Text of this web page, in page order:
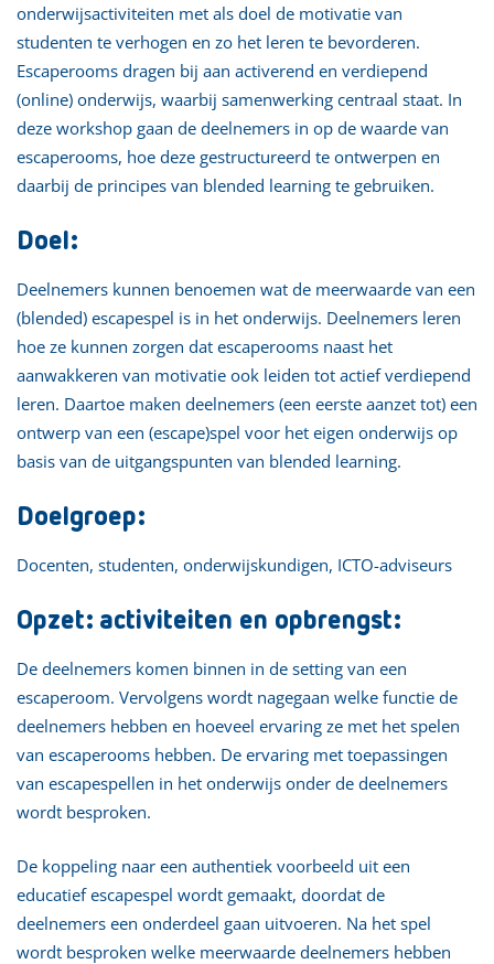
onderwijsactiviteiten met als doel de motivatie van
studenten te verhogen en zo het leren te bevorderen.
Escaperooms dragen bij aan activerend en verdiepend
(online) onderwijs, waarbij samenwerking centraal staat. In
deze workshop gaan de deelnemers in op de waarde van
escaperooms, hoe deze gestructureerd te ontwerpen en
daarbij de principes van blended learning te gebruiken.
Doel:
Deelnemers kunnen benoemen wat de meerwaarde van een
(blended) escapespel is in het onderwijs. Deelnemers leren
hoe ze kunnen zorgen dat escaperooms naast het
aanwakkeren van motivatie ook leiden tot actief verdiepend
leren. Daartoe maken deelnemers (een eerste aanzet tot) een
ontwerp van een (escape)spel voor het eigen onderwijs op
basis van de uitgangspunten van blended learning.
Doelgroep:
Docenten, studenten, onderwijskundigen, ICTO-adviseurs
Opzet: activiteiten en opbrengst:
De deelnemers komen binnen in de setting van een
escaperoom. Vervolgens wordt nagegaan welke functie de
deelnemers hebben en hoeveel ervaring ze met het spelen
van escaperooms hebben. De ervaring met toepassingen
van escapespellen in het onderwijs onder de deelnemers
wordt besproken.
De koppeling naar een authentiek voorbeeld uit een
educatief escapespel wordt gemaakt, doordat de
deelnemers een onderdeel gaan uitvoeren. Na het spel
wordt besproken welke meerwaarde deelnemers hebben